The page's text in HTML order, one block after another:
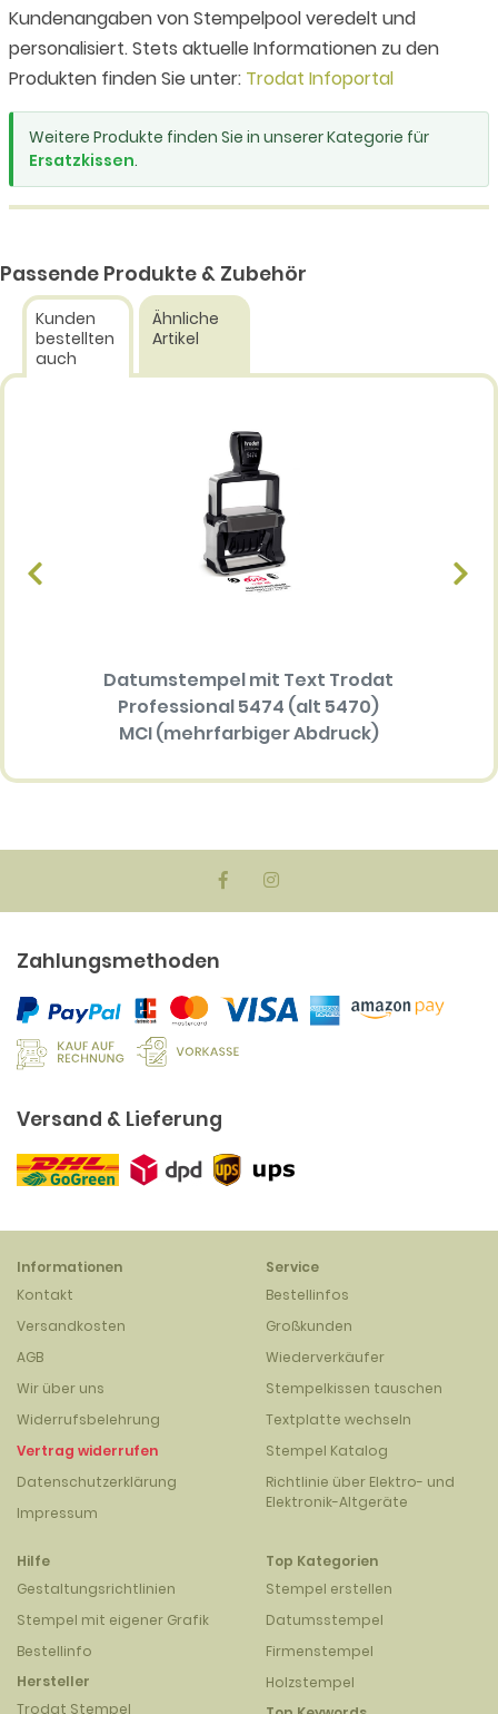
Kundenangaben von Stempelpool veredelt und
personalisiert. Stets aktuelle Informationen zu den
Produkten finden Sie unter: Trodat Infoportal
Weitere Produkte finden Sie in unserer Kategorie für
Ersatzkissen.
Passende Produkte & Zubehör
Kunden
bestellten
auch
Ähnliche
Artikel
Datumstempel mit Text Trodat
Professional 5474 (alt 5470)
MCI (mehrfarbiger Abdruck)
Zahlungsmethoden
Versand & Lieferung
Informationen
Kontakt
Versandkosten
AGB
Wir über uns
Widerrufsbelehrung
Vertrag widerrufen
Datenschutzerklärung
Impressum
Service
Bestellinfos
Großkunden
Wiederverkäufer
Stempelkissen tauschen
Textplatte wechseln
Stempel Katalog
Richtlinie über Elektro- und
Elektronik-Altgeräte
Hilfe
Gestaltungsrichtlinien
Stempel mit eigener Grafik
Bestellinfo
Hersteller
Trodat Stempel
Top Kategorien
Stempel erstellen
Datumsstempel
Firmenstempel
Holzstempel